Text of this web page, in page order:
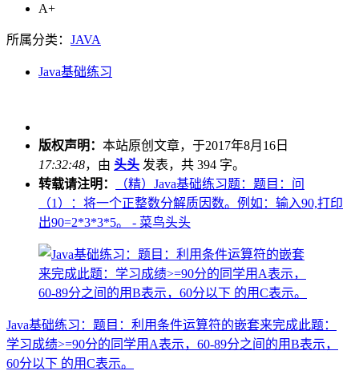
A+
所属分类： JAVA
Java基础练习
版权声明： 本站原创文章，于2017年8月16日
17:32:48，由 头头 发表，共 394 字。
转载请注明：
（精）Java基础练习题：题目：问
（1）：将一个正整数分解质因数。例如：输入90,打印
出90=2*3*3*5。 - 菜鸟头头
Java基础练习：题目：利用条件运算符的嵌套来完成此题：
学习成绩>=90分的同学用A表示，60-89分之间的用B表示，
60分以下 的用C表示。